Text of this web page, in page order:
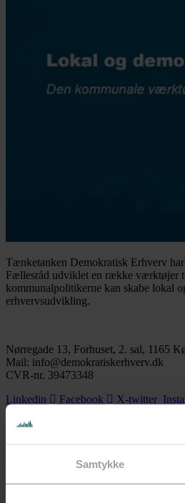
Samtykke
Tænketanken Demokratisk Erhverv
Fællesråd udviklet en række værktøjer
kommunalpolitikerne kan skabe lokal
erhvervsudvikling.
Nørregade 13, Forhuset, 2. sal, 1165
Mail: info@demokratiskerhverv.dk
CVR-nr. 39473348
Linkedin
Facebook X-twitter